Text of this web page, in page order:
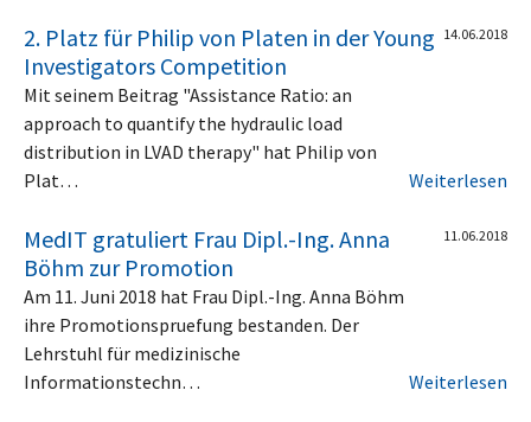
2. Platz für Philip von Platen in der Young
Investigators Competition
14.06.2018
Mit seinem Beitrag "Assistance Ratio: an
approach to quantify the hydraulic load
distribution in LVAD therapy" hat Philip von
Plat…
Weiterlesen
MedIT gratuliert Frau Dipl.-Ing. Anna
Böhm zur Promotion
11.06.2018
Am 11. Juni 2018 hat Frau Dipl.-Ing. Anna Böhm
ihre Promotionspruefung bestanden. Der
Lehrstuhl für medizinische
Informationstechn…
Weiterlesen